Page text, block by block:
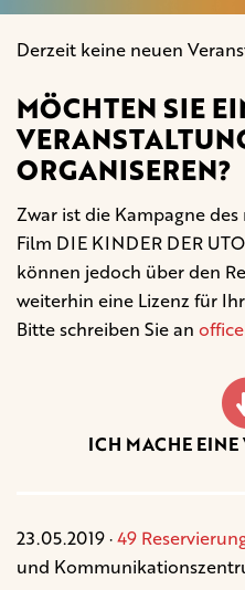
Derzeit keine neuen
MÖCHTEN SIE
ORGANISEREN?
Zwar ist die Kampagne
Film DIE KINDER DER
können jedoch über den
weiterhin eine Lizenz für
Bitte schreiben Sie an
ICH MACHE
23.05.2019 ·49
und